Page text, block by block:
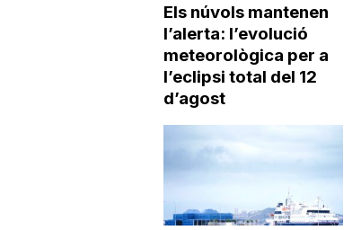
Els núvols mantenen
l’alerta: l’evolució
meteorològica per a
l’eclipsi total del 12
d’agost